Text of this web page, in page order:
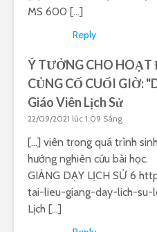
MS 600 […]
Reply
Ý TƯỞNG CHO HOẠT
CỦNG CỐ CUỐI GIỜ:
Giáo Viên Lịch Sử
22/09/2021 lúc 1:09 Sáng
[…] viên trong quá trình
hướng nghiên cứu bài học.
GIẢNG DẠY LỊCH SỬ 6
tai-lieu-giang-day-lich-
Lịch […]